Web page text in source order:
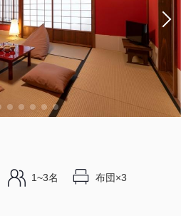
1~3名 布団×3